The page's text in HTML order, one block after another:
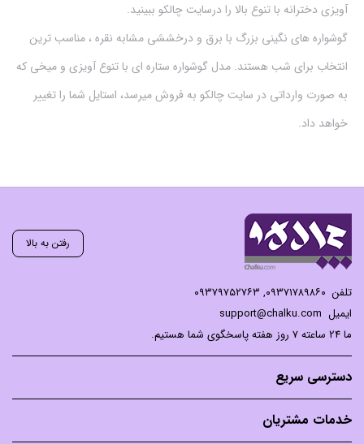
آویزی دخترانه با تنوع بالا را درسایت چالکو ببینید.
گوشواره های نگینی بزرگ با برق و درخششی مشابه نقره ، مناسب ترین
انتخاب برای شب هستند. مدل گوشواره ستاره ای با تنوع آویزی و میخی که
به صورت وارداتی در سایت چالکو به فروش میرسد، استایل شما را تغییر
خواهد داد.
رفتن به بالا
تلفن ۰۹۳۷۱۷۸۹۸۶۰, ۰۹۳۷۹۷۵۲۷۶۳
ایمیل support@chalku.com
ما 24 ساعته 7 روز هفته پاسخگوی شما هستیم.
دسترسی سریع
خدمات مشتریان